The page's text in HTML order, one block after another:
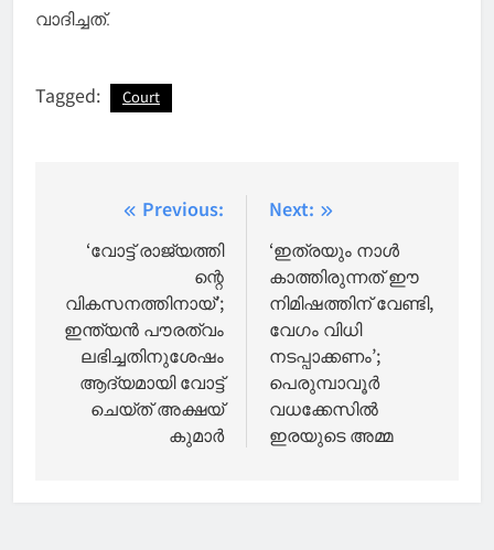
വാദിച്ചത്.
Tagged: Court
navigation
Previous:
‘വോട്ട് രാജ്യത്തി​
ന്റെ
വികസനത്തിനായ്’;
ഇന്ത്യൻ പൗരത്വം
ലഭിച്ചതിനുശേഷം
ആദ്യമായി വോട്ട്
ചെയ്ത് അക്ഷയ്
കുമാർ
Next:
‘ഇത്രയും നാൾ
കാത്തിരുന്നത് ഈ
നിമിഷത്തിന് വേണ്ടി,
വേഗം വിധി
നടപ്പാക്കണം’;
പെരുമ്പാവൂര്‍
വധക്കേസിൽ
ഇരയുടെ അമ്മ